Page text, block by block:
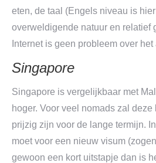
eten, de taal (Engels niveau is
overweldigende natuur en relatief
Internet is geen probleem over
Singapore
Singapore is vergelijkbaar met
hoger. Voor veel nomads zal
prijzig zijn voor de lange termijn.
moet voor een nieuw visum
gewoon een kort uitstapje dan is